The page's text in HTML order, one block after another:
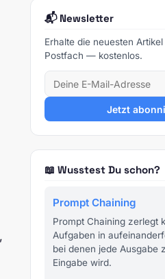
📬 Newsletter
Erhalte die neuesten
Postfach — kostenlos.
Jetzt
📖 Wusstest Du schon?
Prompt Chaining
Prompt Chaining zerlegt
Aufgaben in
bei denen jede Ausgabe
Eingabe wird.